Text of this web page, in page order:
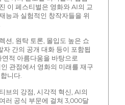
이 페스티벌은 영화와 AI의 교
능과 실험적인 창작자들을 위
션, 원탁 토론, 몰입도 높은 쇼
자 간의 공개 대화 등이 포함됩
적 아름다움을 바탕으로
관점에서 영화의 미래를 재구
니다.
브의 강점, 시각적 혁신, AI의
러 공식 부문에 걸쳐 3,000달